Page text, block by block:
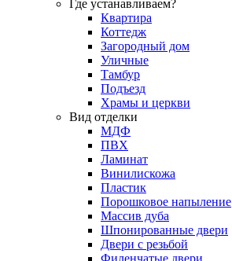
Где устанавливаем?
Квартира
Коттедж
Загородный дом
Уличные
Тамбур
Подъезд
Храмы и церкви
Вид отделки
МДФ
ПВХ
Ламинат
Винилискожа
Пластик
Порошковое напыление
Массив дуба
Шпонированные двери
Двери с резьбой